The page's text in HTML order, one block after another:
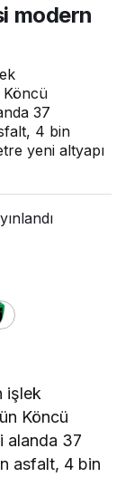
Caddesi
modern ve
modern
Köncü
37
4 bin
yeni altyapı
işlek
Köncü
alanda 37
asfalt, 4 bin